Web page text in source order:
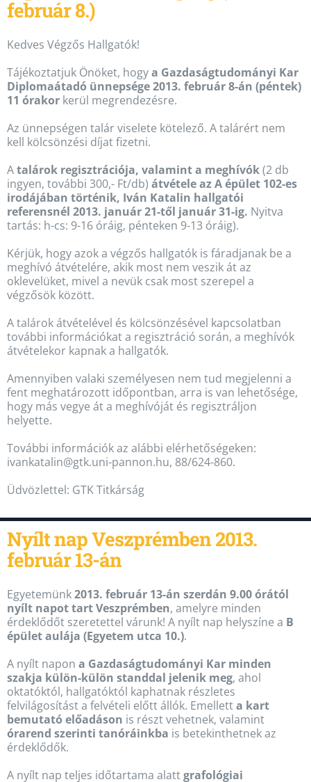
február 8.)
Kedves Végzős Hallgatók!
Tájékoztatjuk Önöket, hogya Gazdaságtudományi Kar
Diplomaátadó ünnepsége 2013. február 8-án (péntek)
11 órakor kerül megrendezésre.
Az ünnepségen talár viselete kötelező. A talárért nem
kell kölcsönzési díjat fizetni.
Atalárok regisztrációja, valamint a meghívók(2 db
ingyen, további 300,- Ft/db) átvétele az A épület 102-es
irodájában történik, Iván Katalin hallgatói
referensnél 2013. január 21-től január 31-ig. Nyitva
tartás: h-cs: 9-16 óráig, pénteken 9-13 óráig).
Kérjük, hogy azok a végzős hallgatók is fáradjanak be a
meghívó átvételére, akik most nem veszik át az
oklevelüket, mivel a nevük csak most szerepel a
végzősök között.
A talárok átvételével és kölcsönzésével kapcsolatban
további információkat a regisztráció során, a meghívók
átvételekor kapnak a hallgatók.
Amennyiben valaki személyesen nem tud megjelenni a
fent meghatározott időpontban, arra is van lehetősége,
hogy más vegye át a meghívóját és regisztráljon
helyette.
További információk az alábbi elérhetőségeken:
ivankatalin@gtk.uni-pannon.hu, 88/624-860.
Üdvözlettel: GTK Titkárság
Nyílt nap Veszprémben 2013.
február 13-án
Egyetemünk2013. február 13-án szerdán 9.00 órától
nyílt napot tartVeszprémben, amelyre minden
érdeklődőt szeretettel várunk! A nyílt nap helyszíne a B
épület aulája (Egyetem utca 10.).
A nyílt napon a Gazdaságtudományi Kar minden
szakja külön-külön standdal jelenik meg, ahol
oktatóktól, hallgatóktól kaphatnak részletes
felvilágosítást a felvételi előtt állók. Emelletta kart
bemutató előadáson is részt vehetnek, valamint
órarend szerinti tanóráinkba is betekinthetnek az
érdeklődők.
A nyílt nap teljes időtartama alattgrafológiai